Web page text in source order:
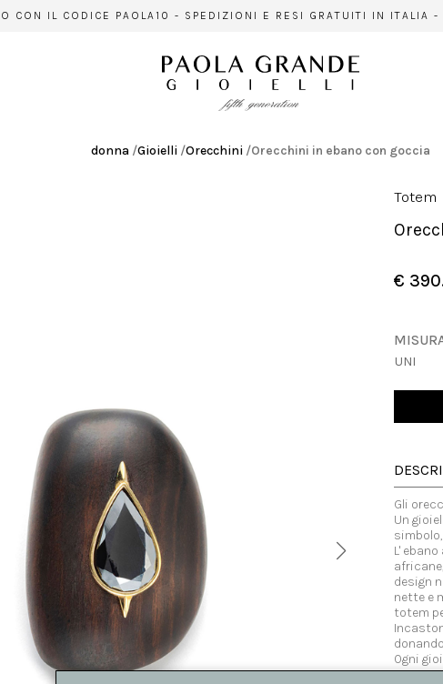
IL CODICE PAOLA10 - SPEDIZIONI E RESI GRATUITI IN ITALIA -
donna /Gioielli /Orecchini /Orecchini in ebano con goccia
Totem
€
UNI
Gli
Un
L'
design
nette e
totem
Ogni
tra arte,